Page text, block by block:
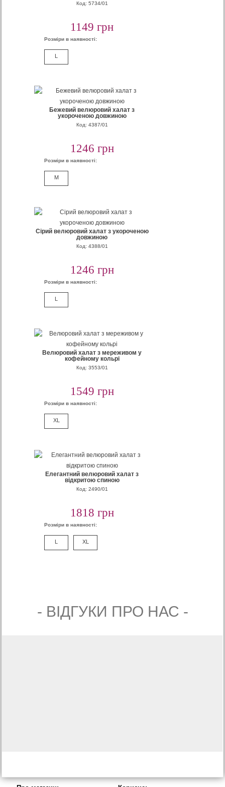
Код: 5734/01
1149 грн
Розміри в наявності:
L
Бежевий велюровий халат з
укороченою довжиною
Код: 4387/01
1246 грн
Розміри в наявності:
M
Сірий велюровий халат з укороченою
довжиною
Код: 4388/01
1246 грн
Розміри в наявності:
L
Велюровий халат з мереживом у
кофейному кольрі
Код: 3553/01
1549 грн
Розміри в наявності:
XL
Елегантний велюровий халат з
відкритою спиною
Код: 2490/01
1818 грн
Розміри в наявності:
L XL
- ВIДГУКИ ПРО НАС -